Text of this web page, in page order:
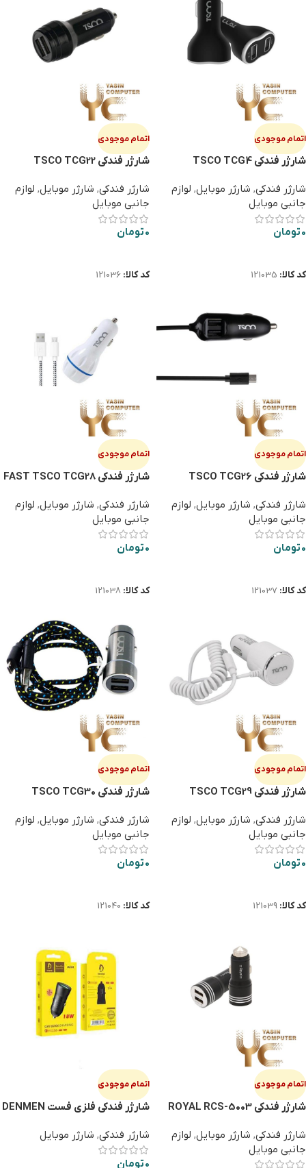
اتمام موجودی
شارژر فندکی TSCO TCG4
شارژر فندکی, شارژر موبایل, لوازم
جانبی موبایل
0تومان
کد کالا: 121035
اتمام موجودی
شارژر فندکی TSCO TCG22
شارژر فندکی, شارژر موبایل, لوازم
جانبی موبایل
0تومان
کد کالا: 121036
اتمام موجودی
شارژر فندکی TSCO TCG26
شارژر فندکی, شارژر موبایل, لوازم
جانبی موبایل
0تومان
کد کالا: 121037
اتمام موجودی
شارژر فندکی FAST TSCO TCG28
شارژر فندکی, شارژر موبایل, لوازم
جانبی موبایل
0تومان
کد کالا: 121038
اتمام موجودی
شارژر فندکی TSCO TCG29
شارژر فندکی, شارژر موبایل, لوازم
جانبی موبایل
0تومان
کد کالا: 121039
اتمام موجودی
شارژر فندکی TSCO TCG30
شارژر فندکی, شارژر موبایل, لوازم
جانبی موبایل
0تومان
کد کالا: 121040
اتمام موجودی
شارژر فندکی ROYAL RCS-5003
شارژر فندکی, شارژر موبایل, لوازم
جانبی موبایل
اتمام موجودی
شارژر فندکی فلزی فست DENMEN
شارژر فندکی, شارژر موبایل
0تومان